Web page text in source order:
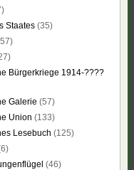
Staates (35)
Bürgerkriege 1914-????
Galerie (57)
Union (133)
Lesebuch (125)
(46)